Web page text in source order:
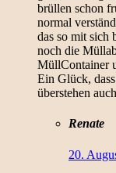
brüllen schon
normal
das so mit sich
noch die
MüllContainer
Ein Glück,
überstehen
Renate
20.